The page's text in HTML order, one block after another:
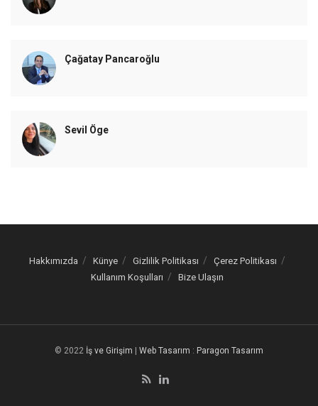
Çağatay Pancaroğlu
Sevil Öge
Hakkımızda Künye Gizlilik Politikası
Çerez Politikası
Kullanım Koşulları
Bize Ulaşın
© 2022 İş ve Girişim Web Tasarım : Paragon Tasarım